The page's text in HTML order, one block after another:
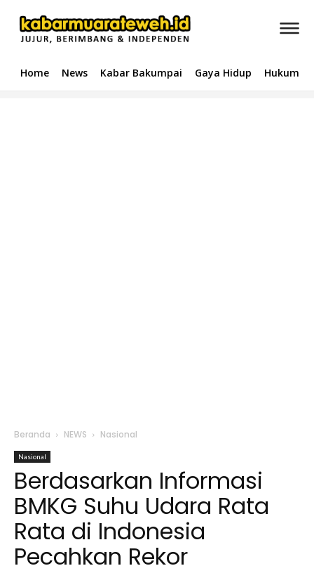
Home News Kabar Bakumpai Gaya Hidup Hukum &
Beranda NEWS Nasional
Nasional
Berdasarkan Informasi
BMKG Suhu Udara Rata
Rata di Indonesia
Pecahkan Rekor